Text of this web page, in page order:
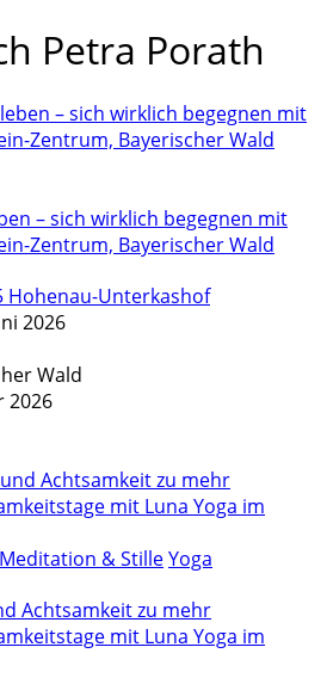
Petra Porath
– sich wirklich begegnen mit
Zentrum, Bayerischer Wald
Hohenau-Unterkashof
2026
Wald
2026
Meditation & StilleYoga
Achtsamkeit zu mehr
mit Luna Yoga im